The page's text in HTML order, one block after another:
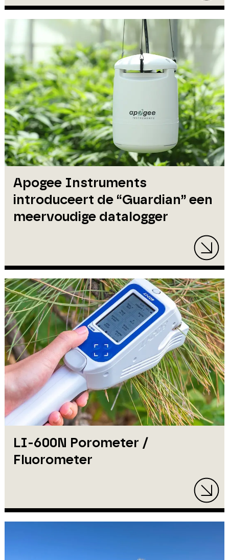
Apogee Instruments
introduceert de “Guardian” een
meervoudige datalogger
LI-600N Porometer /
Fluorometer